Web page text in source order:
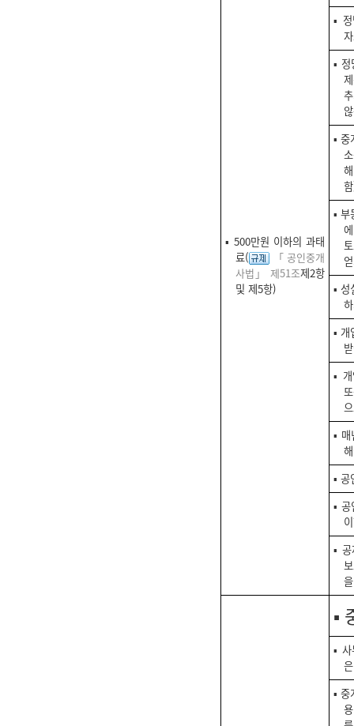
▪ 500만원 이하의 과태
료(
「공인중개
사법」 제51조제2항
및 제5항)
▪
▪ 정
▪ 중
▪ 부
▪ 성
▪ 개
▪
▪ 매
▪ 공
▪ 공
▪
▪
▪
▪ 중